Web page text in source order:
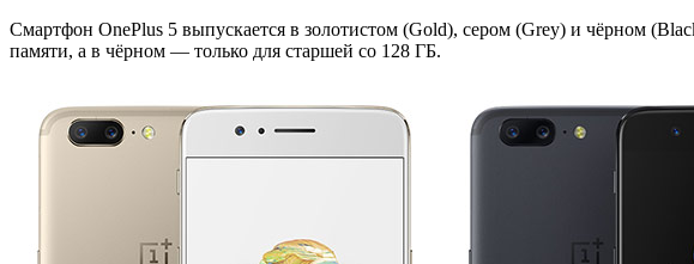
Смартфон OnePlus 5 выпускается в золотистом (Gold), сером (Grey) и чёрном
памяти, а в чёрном — только для старшей со 128 ГБ.